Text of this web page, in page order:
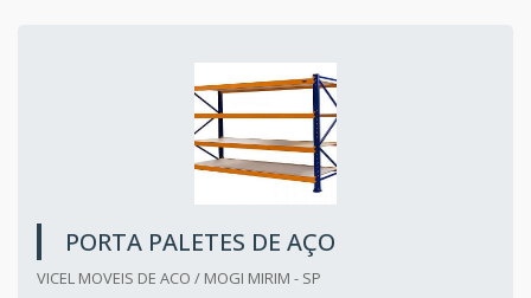
PORTA PALETES DE AÇO
VICEL MOVEIS DE ACO / MOGI MIRIM - SP